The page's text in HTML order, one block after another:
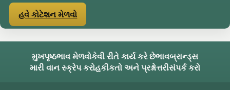
હવે કોટેશન મેળવો
મુખપૃષ્ઠભાવ મેળવોકેવી રીતે કાર્ય કરે છેભાવબ્રાન્ડ્સ
મારી વાન સ્ક્રેપ કરોહકીકતો અને પ્રશ્નોત્તરીસંપર્ક કરો